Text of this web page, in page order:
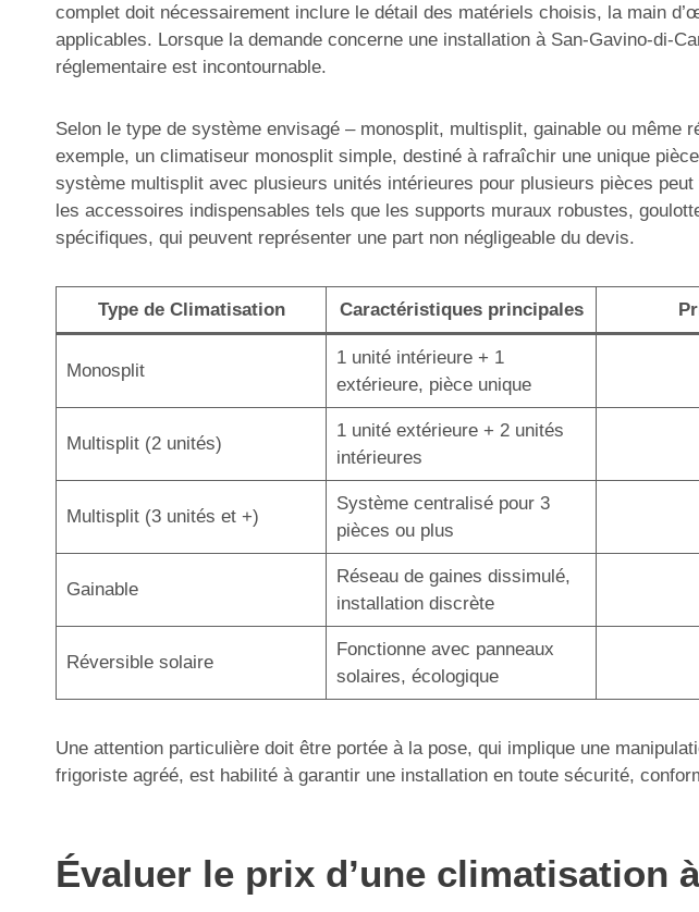
complet doit nécessairement inclure le détail des matériels choisis, la main
applicables. Lorsque la demande concerne une installation à San-Gavino-di-
réglementaire est incontournable.
Selon le type de système envisagé – monosplit, multisplit, gainable ou
exemple, un climatiseur monosplit simple, destiné à rafraîchir une unique
système multisplit avec plusieurs unités intérieures pour plusieurs pièces
les accessoires indispensables tels que les supports muraux robustes,
spécifiques, qui peuvent représenter une part non négligeable du devis.
Type de Climatisation Caractéristiques principales
Monosplit
1 unité intérieure + 1
extérieure, pièce unique
Multisplit (2 unités)
1 unité extérieure + 2 unités
intérieures
Multisplit (3 unités et +)
Système centralisé pour 3
pièces ou plus
Gainable
Réseau de gaines dissimulé,
installation discrète
Réversible solaire
Fonctionne avec panneaux
solaires, écologique
Une attention particulière doit être portée à la pose, qui implique une
frigoriste agréé, est habilité à garantir une installation en toute sécurité,
Évaluer le prix d’une climatisation